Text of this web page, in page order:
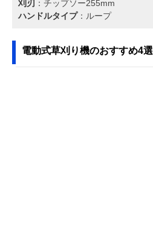
刈刃 ：チップソー255mm
ハンドルタイプ：ループ
電動式草刈り機のおすすめ4選